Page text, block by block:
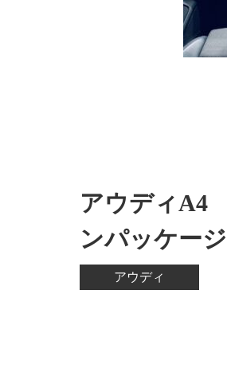
アウディA4
ンパッケージ
アウディ